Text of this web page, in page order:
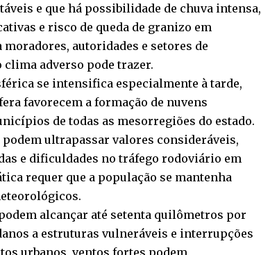
e que há possibilidade de chuva intensa,
e risco de queda de granizo em
autoridades e setores de
adverso pode trazer.
se intensifica especialmente à tarde,
favorecem a formação de nuvens
de todas as mesorregiões do estado.
ultrapassar valores consideráveis,
e dificuldades no tráfego rodoviário em
requer que a população se mantenha
alcançar até setenta quilômetros por
a estruturas vulneráveis e interrupções
urbanos, ventos fortes podem